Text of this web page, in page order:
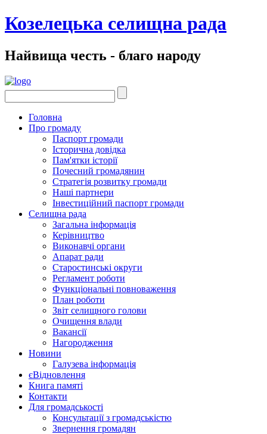
Козелецька селищна рада
Найвища честь - благо народу
Головна
Про громаду
Паспорт громади
Історична довідка
Пам'ятки історії
Почесний громадянин
Стратегія розвитку громади
Наші партнери
Інвестиційний паспорт громади
Селищна рада
Загальна інформація
Керівництво
Виконавчі органи
Апарат ради
Старостинські округи
Регламент роботи
Функціональні повноваження
План роботи
Звіт селищного голови
Очищення влади
Вакансії
Нагородження
Новини
Галузева інформація
єВідновлення
Книга памяті
Контакти
Для громадськості
Консультації з громадськістю
Звернення громадян